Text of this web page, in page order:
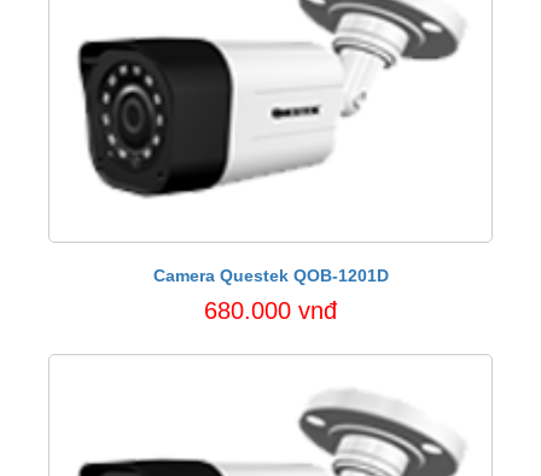
Camera Questek QOB-1201D
680.000 vnđ